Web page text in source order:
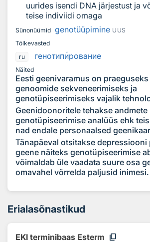
uurides isendi DNA järjestust ja
teise indiviidi omaga
Sünonüümid genotüüpimine UUS
Tõlkevasted
ru
генотипирование
Näited
Eesti geenivaramus on
genoomide sekveneerimiseks ja
genotüpiseerimiseks vajalik
Geenidoonoritele tehakse andmete
genotüpiseerimise analüüs ehk
nad endale personaalsed
Tänapäeval otsitakse
geene näiteks genotüpiseerimise
võimaldab üle vaadata suure osa
omavahel võrrelda paljusid inimesi.
Erialasõnastikud
EKI terminibaas Esterm content_copy